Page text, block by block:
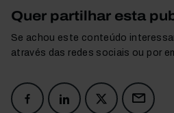
Quer partilhar esta
Se achou este conteúdo
através das redes sociais ou por